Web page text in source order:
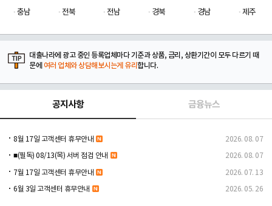
충남
전북 전남 경북 경남 제주
대출나라에 광고 중인 등록업체마다 기준과 상품, 금리, 상환기간이 모두 다르기 때
문에 여러 업체와 상담해보시는게 유리합니다.
공지사항 금융뉴스
8월 17일 고객센터 휴무안내 2026. 08. 07
■(필독) 08/13(목) 서버 점검 안내 2026. 08. 07
7월 17일 고객센터 휴무안내 2026. 07. 13
6월 3일 고객센터 휴무안내 2026. 05. 26